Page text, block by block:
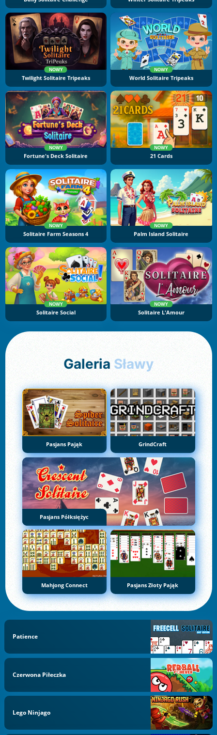
NOWY
Twilight Solitaire Tripeaks
NOWY
World Solitaire Tripeaks
NOWY
Fortune's Deck Solitaire
NOWY
21 Cards
NOWY
Solitaire Farm Seasons 4
NOWY
Palm Island Solitaire
NOWY
Solitaire Social
NOWY
Solitaire L'Amour
Galeria Sławy
Pasjans Pająk GrindCraft
Pasjans Półksiężyc
Mahjong Connect Pasjans Złoty Pająk
Patience
Czerwona Piłeczka
Lego Ninjago